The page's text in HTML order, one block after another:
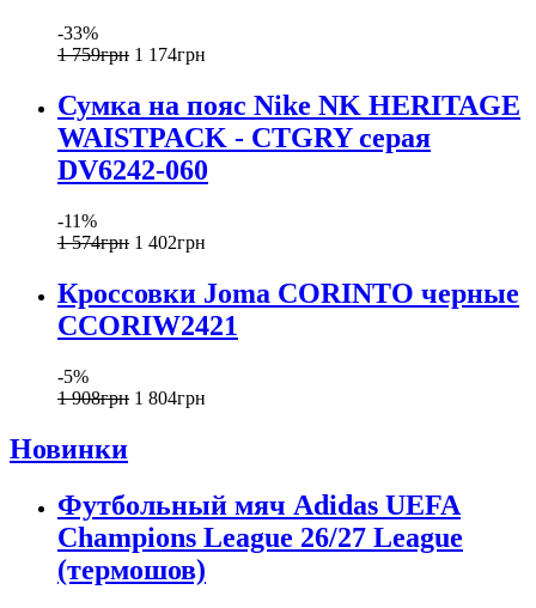
-33%
1 759грн 1 174грн
Сумка на пояс Nike NK HERITAGE
WAISTPACK - CTGRY серая
DV6242-060
-11%
1 574грн 1 402грн
Кроссовки Joma CORINTO черные
CCORIW2421
-5%
1 908грн 1 804грн
Новинки
Футбольный мяч Adidas UEFA
Champions League 26/27 League
(термошов)